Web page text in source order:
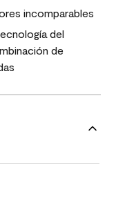
incomparables
del
de